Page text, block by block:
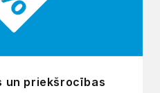
un priekšrocības